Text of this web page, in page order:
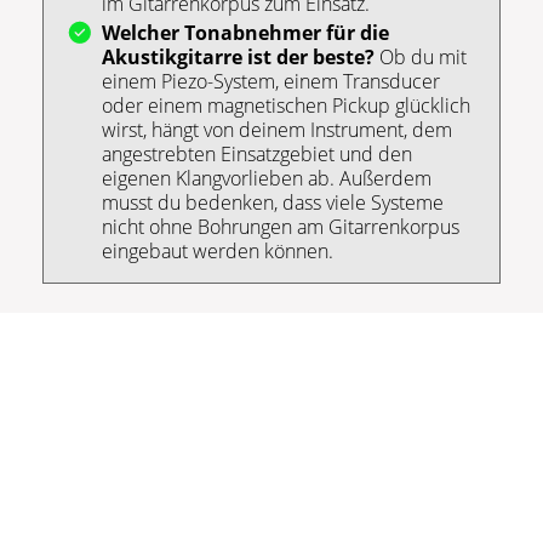
Welcher Tonabnehmer für die
Akustikgitarre ist der beste? Ob du mit
einem Piezo-System, einem Transducer
oder einem magnetischen Pickup glücklich
wirst, hängt von deinem Instrument, dem
angestrebten Einsatzgebiet und den
eigenen Klangvorlieben ab. Außerdem
musst du bedenken, dass viele Systeme
nicht ohne Bohrungen am Gitarrenkorpus
eingebaut werden können.